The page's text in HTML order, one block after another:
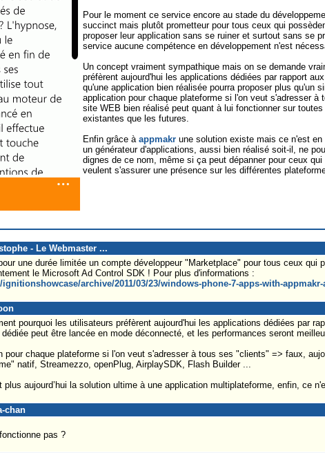
Pour le moment ce service encore au stade du
succinct mais plutôt prometteur pour tous ceux qui
proposer leur application sans se ruiner et surtout sans se
service aucune compétence en développement n'est
Un concept vraiment sympathique mais on se demande
préfèrent aujourd'hui les applications dédiées par rapport
qu'une application bien réalisée pourra proposer plus qu'un
application pour chaque plateforme si l'on veut s'adresser à
site WEB bien réalisé peut quant à lui fonctionner sur
existantes que les futures.
Enfin grâce à appmakr une solution existe mais ce n'est
un générateur d'applications, aussi bien réalisé soit-il, ne
dignes de ce nom, même si ça peut dépanner pour ceux
veulent s'assurer une présence sur les différentes
- Le Webmaster ...
une durée limitée un compte développeur "Marketplace" pour tous ceux qui
le Microsoft Ad Control SDK ! Pour plus d'informations :
archive/2011/03/23/windows-phone-7-apps-with-appmakr-
pourquoi les utilisateurs préfèrent aujourd'hui les applications dédiées par
peut être lancée en mode déconnecté, et les performances seront
pour chaque plateforme si l'on veut s'adresser à tous ses "clients" => faux,
natif, Streamezzo, openPlug, AirplaySDK, Flash Builder ...
plus aujourd’hui la solution ultime à une application multiplateforme, enfin, ce
chan
pas ?